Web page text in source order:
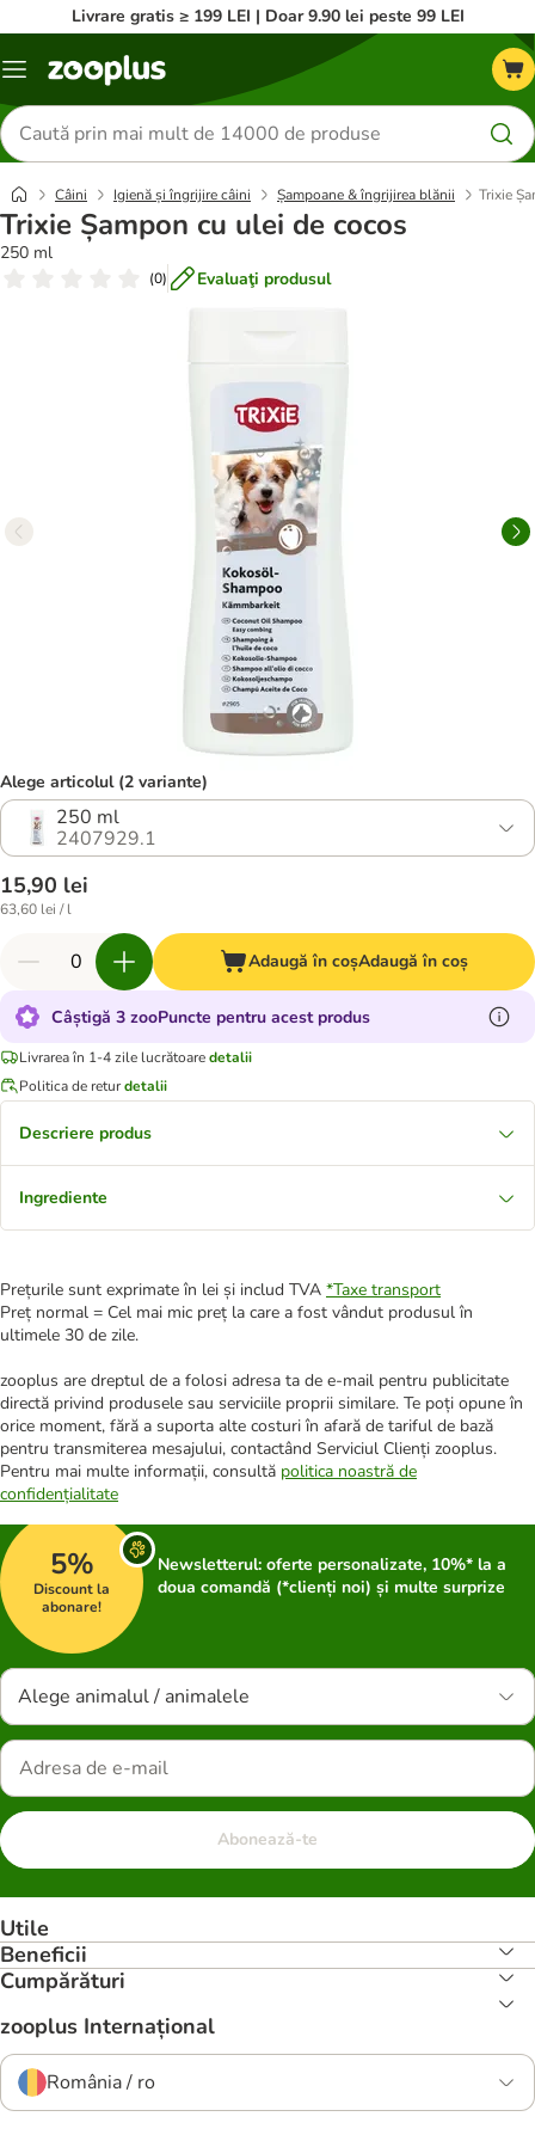
Livrare gratis ≥ 199 LEI | Doar 9.90 lei peste 99 LEI
Categorii
Căutare
produse
Câini Igienă și îngrijire câini Șampoane & îngrijirea blănii Trixie
Trixie Șampon cu ulei de cocos
250 ml
(0) Evaluaţi produsul
Alege articolul (2 variante)
250 ml
2407929.1
15,90 lei
63,60 lei / l
Adaugă în coșAdaugă în coș
Câștigă 3 zooPuncte pentru acest produs
Livrarea în 1-4 zile lucrătoaredetalii
Politica de returdetalii
Descriere produs
Ingrediente
Prețurile sunt exprimate în lei și includ TVA *Taxe transport
Preț normal = Cel mai mic preț la care a fost vândut produsul în
ultimele 30 de zile.
zooplus are dreptul de a folosi adresa ta de e-mail pentru publicitate
directă privind produsele sau serviciile proprii similare. Te poți opune în
orice moment, fără a suporta alte costuri în afară de tariful de bază
pentru transmiterea mesajului, contactând Serviciul Clienți zooplus.
Pentru mai multe informații, consultă politica noastră de
confidențialitate
5%
Discount la
abonare!
Newsletterul: oferte personalizate, 10%* la a
doua comandă (*clienți noi) și multe surprize
Alege animalul / animalele
Abonează-te
Utile
Beneficii
Cumpărături
zooplus Internațional
România / ro